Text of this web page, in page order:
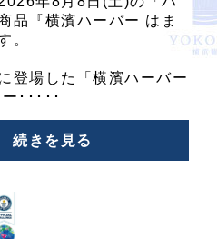
品『横濱ハーバー はま
。
登場した「横濱ハーバー
･････
続きを見る